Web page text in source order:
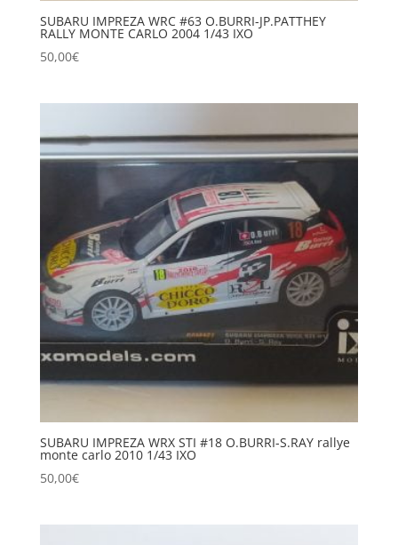
SUBARU IMPREZA WRC #63 O.BURRI-JP.PATTHEY
RALLY MONTE CARLO 2004 1/43 IXO
50,00€
SUBARU IMPREZA WRX STI #18 O.BURRI-S.RAY rallye
monte carlo 2010 1/43 IXO
50,00€